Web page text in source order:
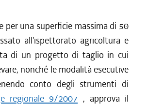
una superficie massima di 50
all'ispettorato agricoltura e
di un progetto di taglio in cui
nonché le modalità esecutive
conto degli strumenti di
regionale 9/2007 , approva il